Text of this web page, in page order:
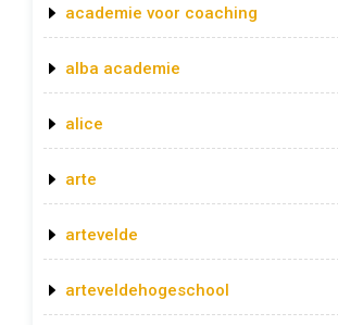
academie voor coaching
alba academie
alice
arte
artevelde
arteveldehogeschool